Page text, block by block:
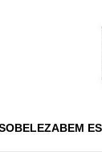
BELEZABEM